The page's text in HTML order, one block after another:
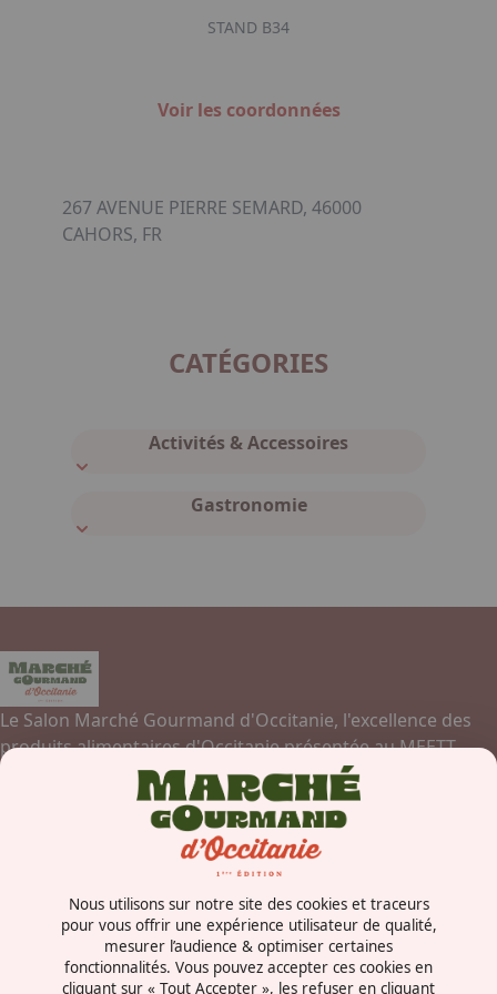
STAND B34
Voir les coordonnées
267 AVENUE PIERRE SEMARD, 46000
CAHORS, FR
CATÉGORIES
Activités & Accessoires
Gastronomie
Le Salon Marché Gourmand d'Occitanie, l'excellence des
produits alimentaires d'Occitanie présentée au MEETT,
Parc des Expositions, Centre de Conventions et Congrès de
Concorde Avenue
31840 - Aussonne
France
Nous utilisons sur notre site des cookies et traceurs
pour vous offrir une expérience utilisateur de qualité,
mesurer l’audience & optimiser certaines
fonctionnalités. Vous pouvez accepter ces cookies en
cliquant sur « Tout Accepter », les refuser en cliquant